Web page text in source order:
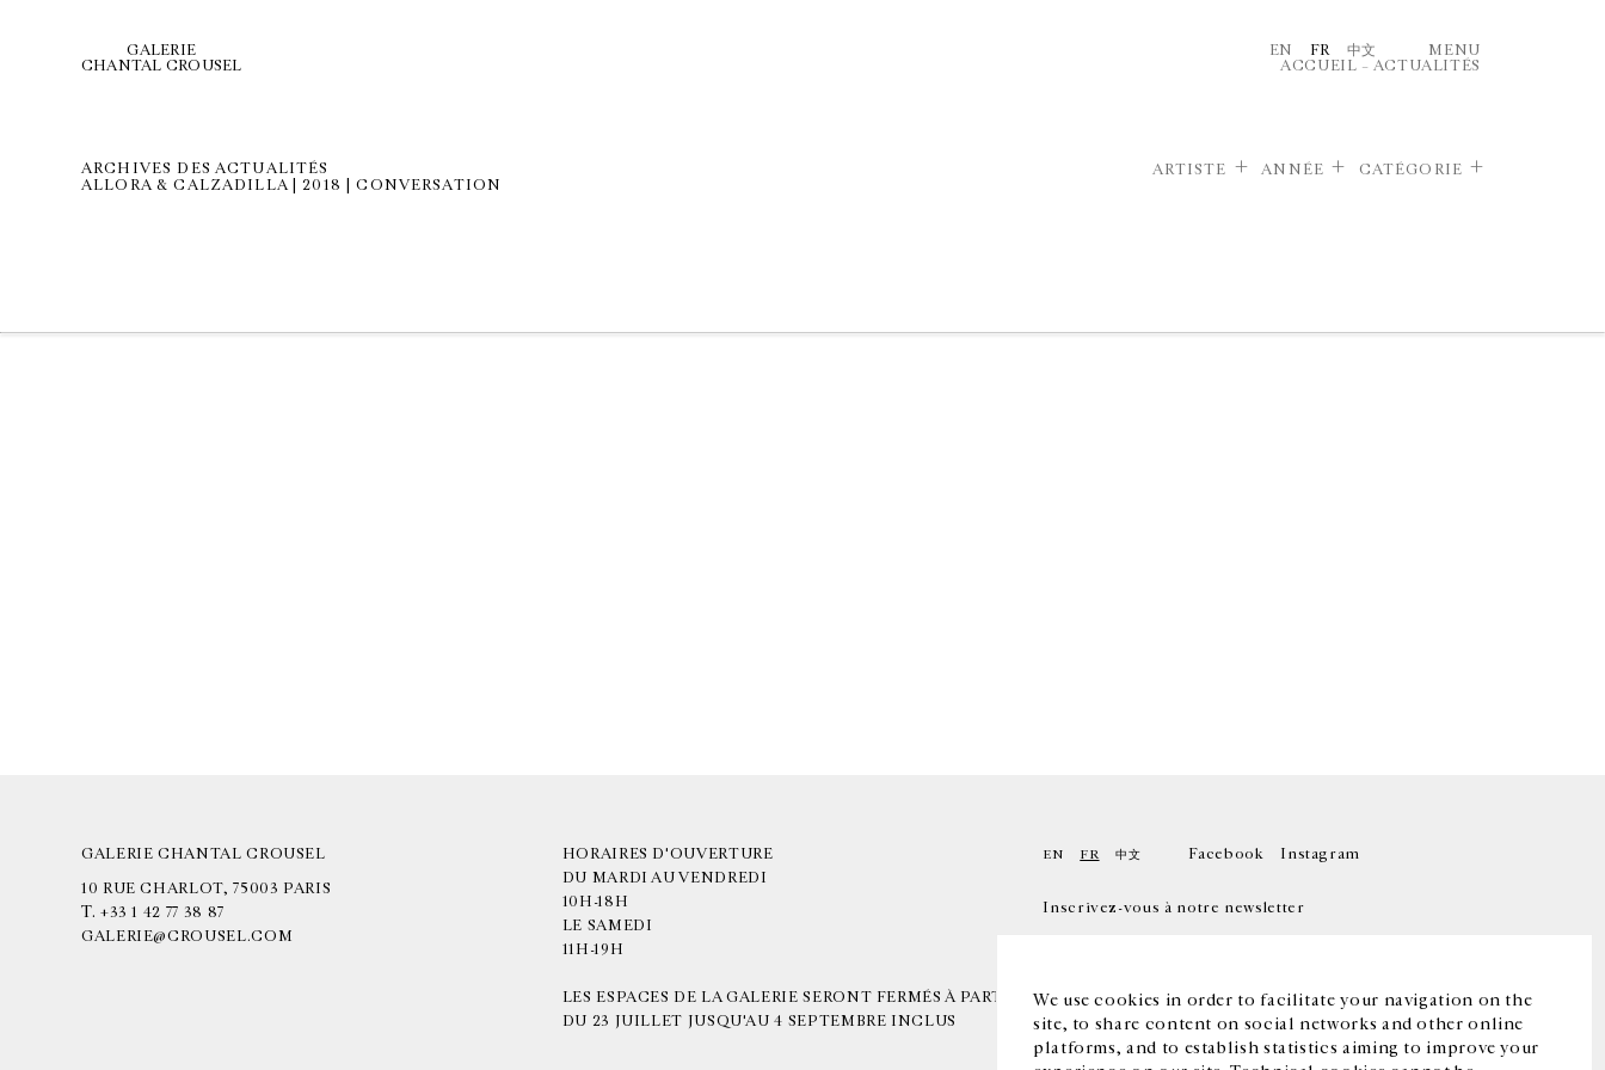
We use cookies in order to facilitate your navigation on the
site, to share content on social networks and other online
platforms, and to establish statistics aiming to improve your
GALERIE
CHANTAL CROUSEL
EN FR 中文
MENU
ACCUEIL – ACTUALITÉS
ARCHIVES DES ACTUALITÉS
ALLORA & CALZADILLA | 2018 | CONVERSATION
ARTISTE ANNÉE CATÉGORIE
GALERIE CHANTAL CROUSEL
10 RUE CHARLOT, 75003 PARIS
T. +33 1 42 77 38 87
GALERIE@CROUSEL.COM
HORAIRES D'OUVERTURE
DU MARDI AU VENDREDI
10H-18H
LE SAMEDI
11H-19H
LES ESPACES DE LA GALERIE SERONT FERMÉS À PARTIR
DU 23 JUILLET JUSQU'AU 4 SEPTEMBRE INCLUS
EN FR 中文 Facebook Instagram
Inscrivez-vous à notre newsletter